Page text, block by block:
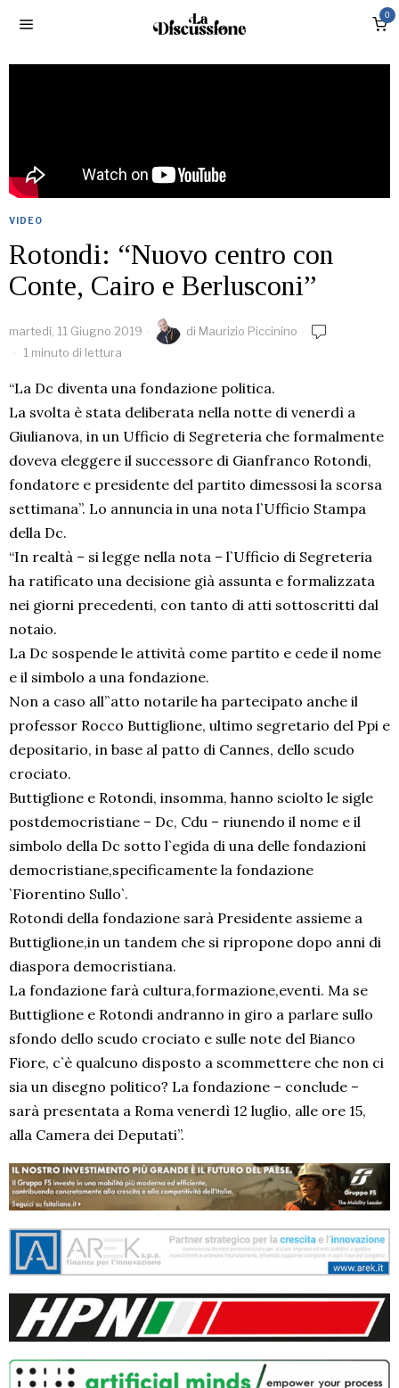
0
VIDEO
Rotondi: “Nuovo centro con
Conte, Cairo e Berlusconi”
martedì, 11 Giugno 2019 di Maurizio Piccinino
1 minuto di lettura
“La Dc diventa una fondazione politica.
La svolta è stata deliberata nella notte di venerdì a
Giulianova, in un Ufficio di Segreteria che formalmente
doveva eleggere il successore di Gianfranco Rotondi,
fondatore e presidente del partito dimessosi la scorsa
settimana”. Lo annuncia in una nota l`Ufficio Stampa
della Dc.
“In realtà – si legge nella nota – l`Ufficio di Segreteria
ha ratificato una decisione già assunta e formalizzata
nei giorni precedenti, con tanto di atti sottoscritti dal
notaio.
La Dc sospende le attività come partito e cede il nome
e il simbolo a una fondazione.
Non a caso all’`atto notarile ha partecipato anche il
professor Rocco Buttiglione, ultimo segretario del Ppi e
depositario, in base al patto di Cannes, dello scudo
crociato.
Buttiglione e Rotondi, insomma, hanno sciolto le sigle
postdemocristiane – Dc, Cdu – riunendo il nome e il
simbolo della Dc sotto l`egida di una delle fondazioni
democristiane,specificamente la fondazione
`Fiorentino Sullo`.
Rotondi della fondazione sarà Presidente assieme a
Buttiglione,in un tandem che si ripropone dopo anni di
diaspora democristiana.
La fondazione farà cultura,formazione,eventi. Ma se
Buttiglione e Rotondi andranno in giro a parlare sullo
sfondo dello scudo crociato e sulle note del Bianco
Fiore, c`è qualcuno disposto a scommettere che non ci
sia un disegno politico? La fondazione – conclude –
sarà presentata a Roma venerdì 12 luglio, alle ore 15,
alla Camera dei Deputati”.